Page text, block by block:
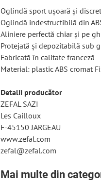
Oglindă sport ușoară și
Oglindă indestructibilă din
Aliniere perfectă chiar și pe
Protejată și depozitabilă sub
Fabricată în calitate franceză
Material: plastic ABS cromat
Detalii producător
ZEFAL SAZI
Les Cailloux
F-45150 JARGEAU
www.zefal.com
zefal@zefal.com
Mai multe din